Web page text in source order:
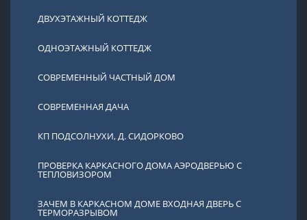
ДВУХЭТАЖНЫЙ КОТТЕДЖ
ОДНОЭТАЖНЫЙ КОТТЕДЖ
СОВРЕМЕННЫЙ ЧАСТНЫЙ ДОМ
СОВРЕМЕННАЯ ДАЧА
КП ПОДСОЛНУХИ, Д. СИДОРКОВО
ПРОВЕРКА КАРКАСНОГО ДОМА АЭРОДВЕРЬЮ С
ТЕПЛОВИЗОРОМ
ЗАЧЕМ В КАРКАСНОМ ДОМЕ ВХОДНАЯ ДВЕРЬ С
ТЕРМОРАЗРЫВОМ